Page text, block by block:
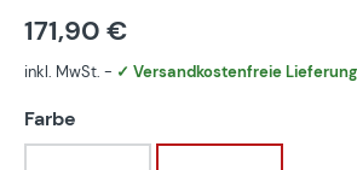
171,90 €
inkl. MwSt. - ✓ Versandkostenfreie
Farbe